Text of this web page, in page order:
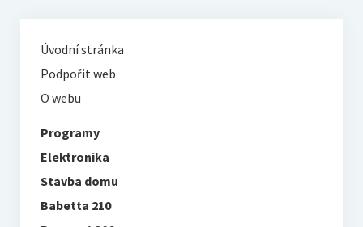
Úvodní stránka
Podpořit web
O webu
Programy
Elektronika
Stavba domu
Babetta 210